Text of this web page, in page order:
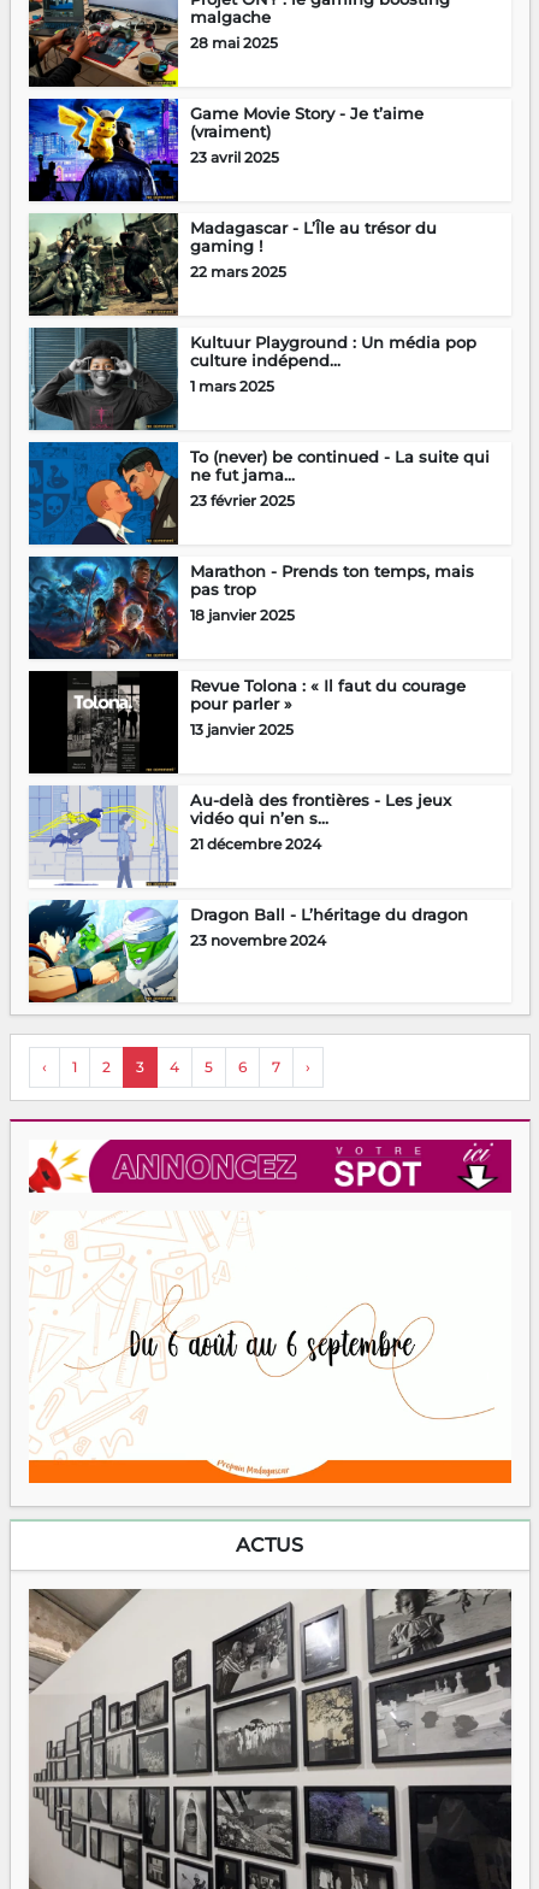
malgache
28 mai 2025
Game Movie Story - Je t’aime
(vraiment)
23 avril 2025
Madagascar - L’Île au trésor du
gaming !
22 mars 2025
Kultuur Playground : Un média pop
culture indépend...
1 mars 2025
To (never) be continued - La suite qui
ne fut jama...
23 février 2025
Marathon - Prends ton temps, mais
pas trop
18 janvier 2025
Revue Tolona : « Il faut du courage
pour parler »
13 janvier 2025
Au-delà des frontières - Les jeux
vidéo qui n’en s...
21 décembre 2024
Dragon Ball - L’héritage du dragon
23 novembre 2024
‹ 1 2 3 4 5 6 7 ›
ACTUS